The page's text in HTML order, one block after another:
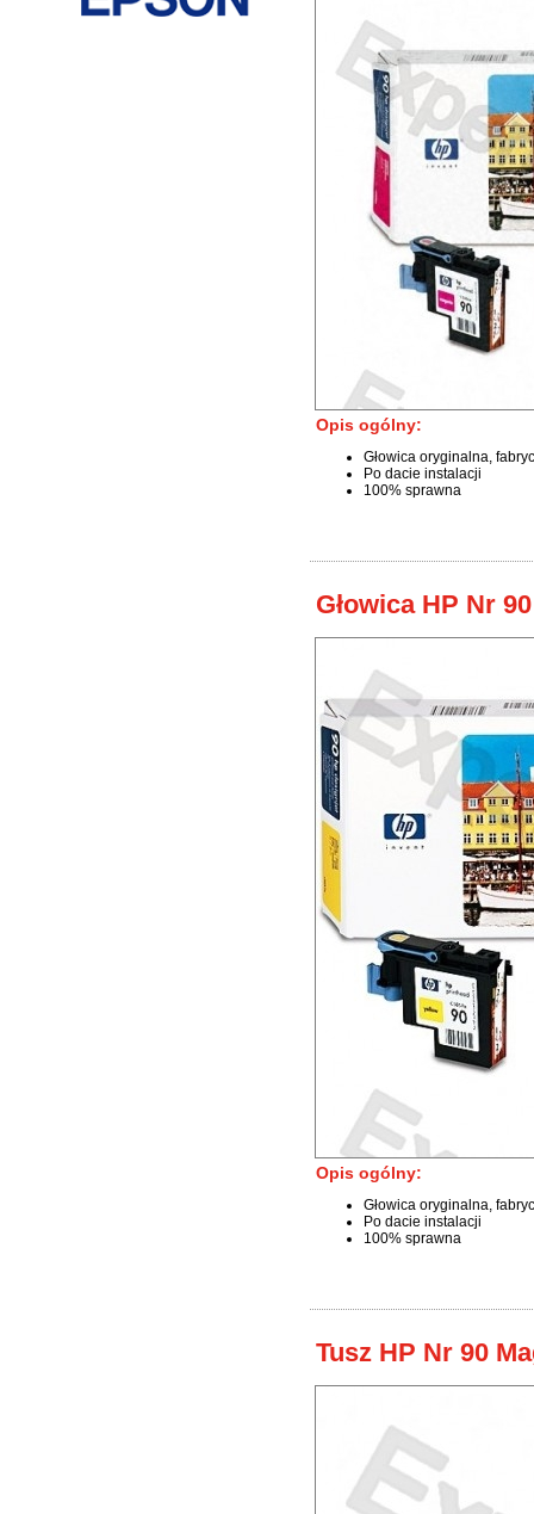
Opis ogólny:
Głowica oryginalna,
Po dacie instalacji
100% sprawna
Głowica HP Nr
Opis ogólny:
Głowica oryginalna,
Po dacie instalacji
100% sprawna
Tusz HP Nr 90